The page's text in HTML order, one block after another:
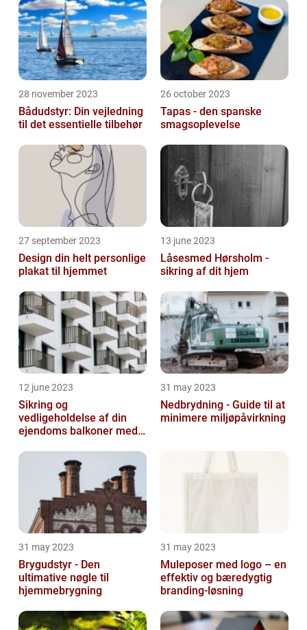
28 november 2023
Bådudstyr: Din vejledning
til det essentielle tilbehør
26 october 2023
Tapas - den spanske
smagsoplevelse
27 september 2023
Design din helt personlige
plakat til hjemmet
13 june 2023
Låsesmed Hørsholm -
sikring af dit hjem
12 june 2023
Sikring og
vedligeholdelse af din
ejendoms balkoner med
31 may 2023
Nedbrydning - Guide til at
minimere miljøpåvirkning
31 may 2023
Brygudstyr - Den
ultimative nøgle til
hjemmebrygning
31 may 2023
Muleposer med logo – en
effektiv og bæredygtig
branding-løsning